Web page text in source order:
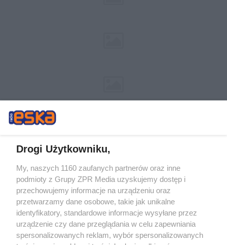
Żaden utwór zamieszczony w serwisie nie może być powielany i
rozpowszechniany lub dalej rozpowszechniany w jakikolwiek sposób (w
tym także elektroniczny lub mechaniczny) na jakimkolwiek polu
eksploatacji w jakiejkolwiek formie, włącznie z umieszczaniem w Internecie
bez pisemnej zgody właściciela praw. Jakiekolwiek użycie lub
wykorzystanie utworów w całości lub w części z naruszeniem prawa, tzn.
bez właściwej zgody, jest zabronione pod groźbą kary i może być ścigane
prawnie.
Drogi Użytkowniku,
My, naszych 1160 zaufanych partnerów oraz inne
podmioty z Grupy ZPR Media uzyskujemy dostęp i
przechowujemy informacje na urządzeniu oraz
przetwarzamy dane osobowe, takie jak unikalne
identyfikatory, standardowe informacje wysyłane przez
urządzenie czy dane przeglądania w celu zapewniania
spersonalizowanych reklam, wybór spersonalizowanych